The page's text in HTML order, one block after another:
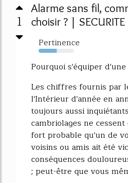
1
Alarme sans fil,
choisir ? | SECURITE
Pertinence
52%
Pourquoi s'équiper
Les chiffres fournis par
l'Intérieur d'année en
toujours aussi
cambriolages ne
fort probable qu'un de
voisins ou amis ait été
conséquences
; peut-être que vous